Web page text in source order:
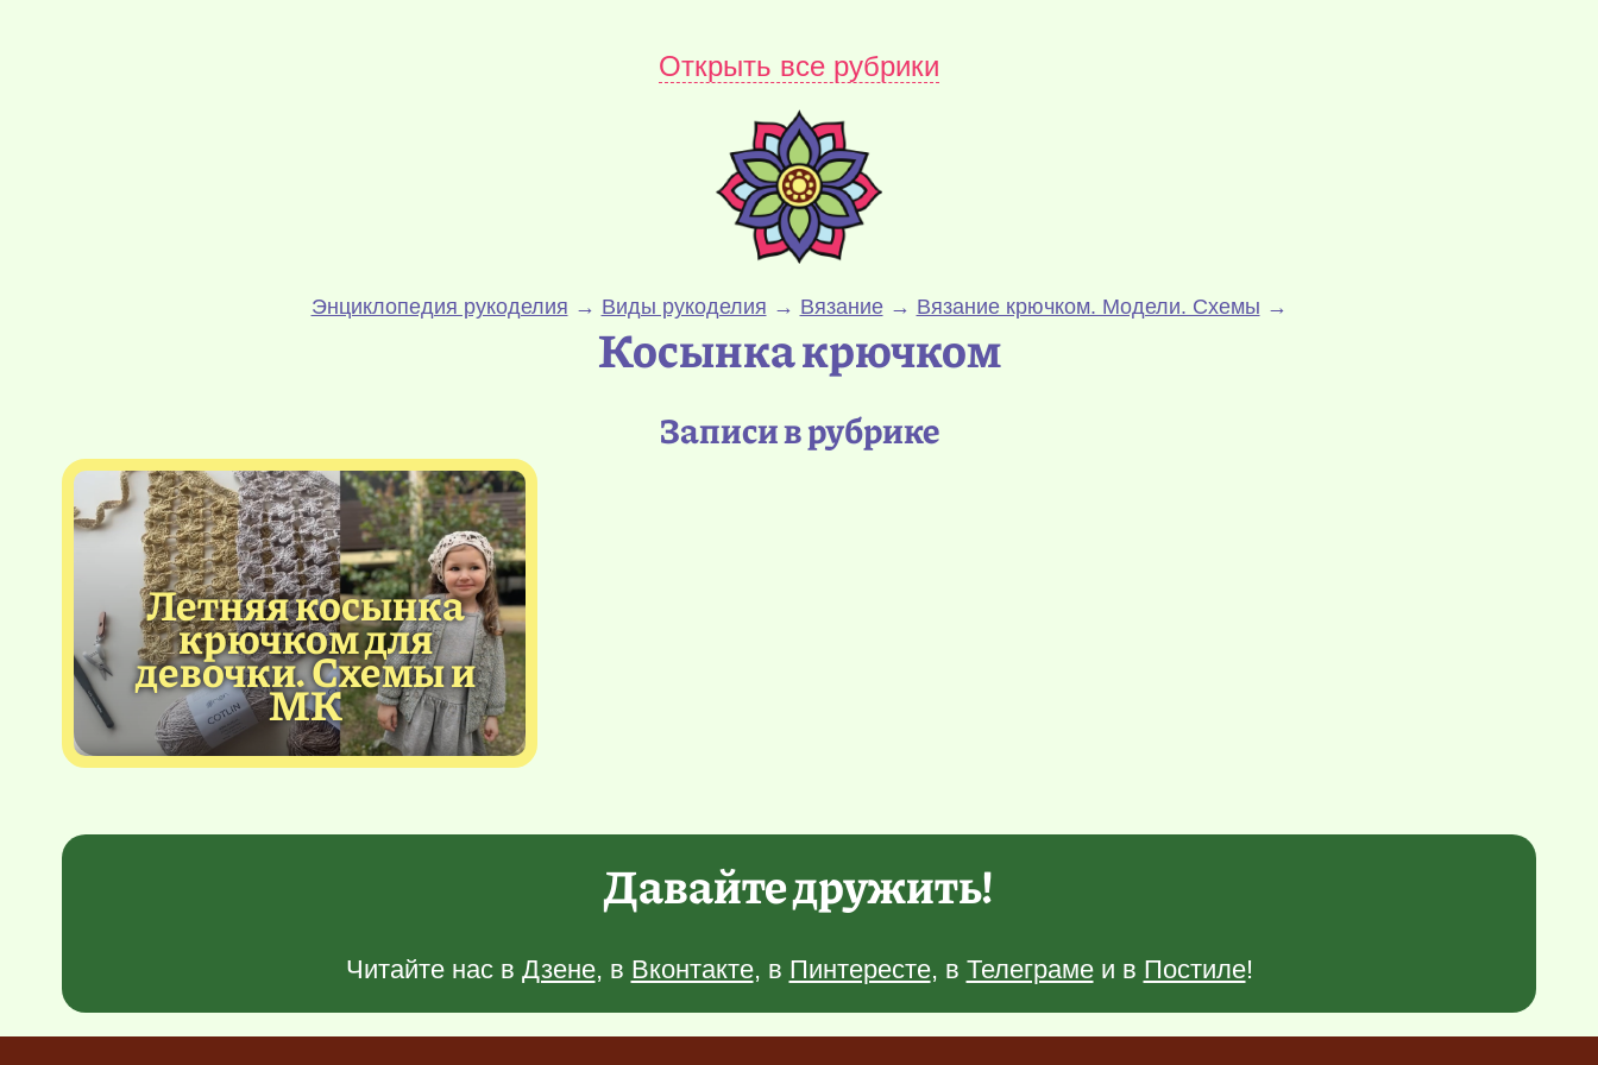
Открыть все рубрики
Энциклопедия рукоделия → Виды рукоделия → Вязание→ Вязание крючком. Модели. Схемы →
Косынка крючком
Записи в рубрике
Летняя косынка
крючком для
девочки. Схемы и
МК
Давайте дружить!
Читайте нас в Дзене, в Вконтакте, в Пинтересте, в Телеграмеи в Постиле!